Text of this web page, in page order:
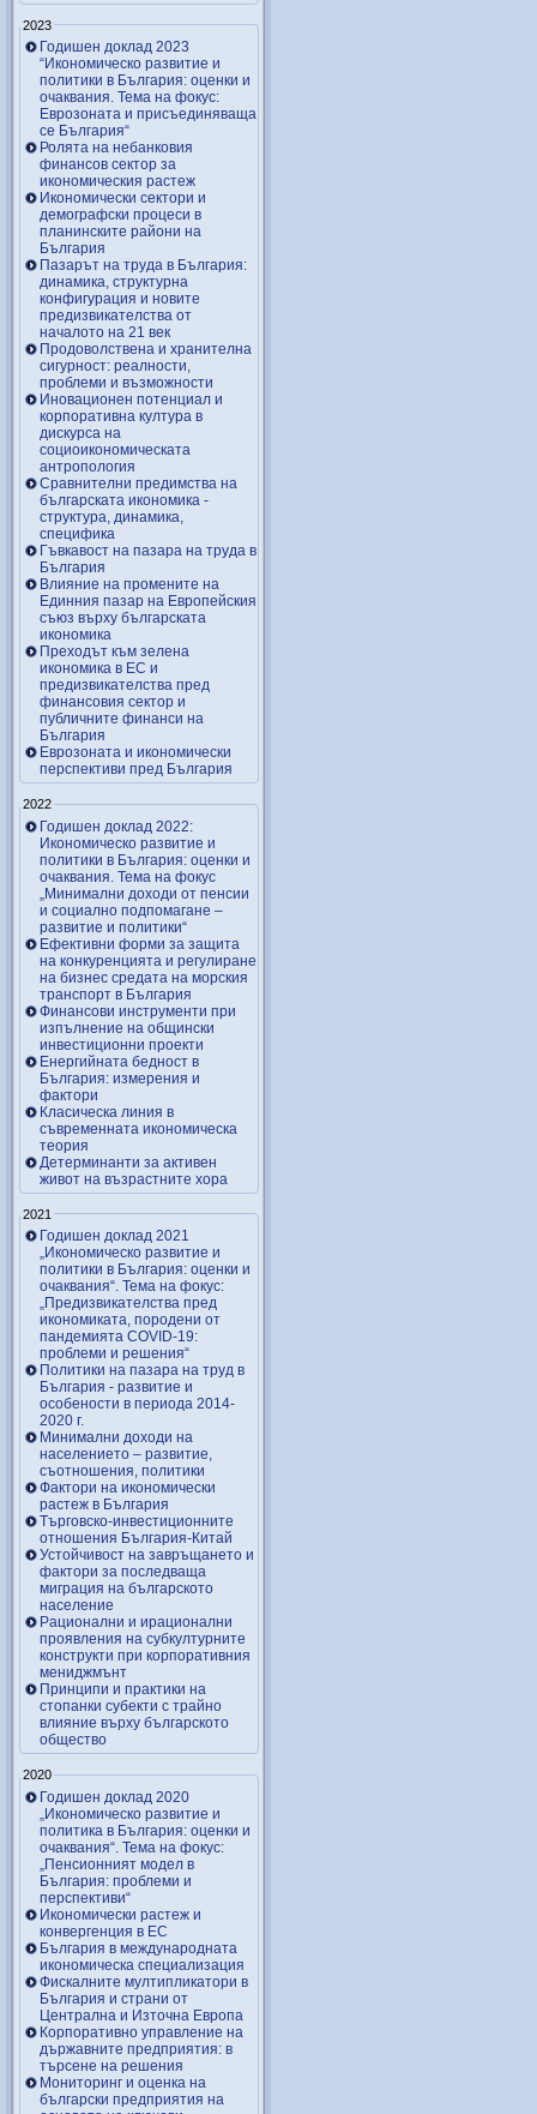
2023
Годишен доклад 2023
“Икономическо развитие и
политики в България: оценки и
очаквания. Тема на фокус:
Еврозоната и присъединяваща
се България“
Ролята на небанковия
финансов сектор за
икономическия растеж
Икономически сектори и
демографски процеси в
планинските райони на
България
Пазарът на труда в България:
динамика, структурна
конфигурация и новите
предизвикателства от
началото на 21 век
Продоволствена и хранителна
сигурност: реалности,
проблеми и възможности
Иновационен потенциал и
корпоративна култура в
дискурса на
социоикономическата
антропология
Сравнителни предимства на
българската икономика -
структура, динамика,
специфика
Гъвкавост на пазара на труда в
България
Влияние на промените на
Единния пазар на Европейския
съюз върху българската
икономика
Преходът към зелена
икономика в ЕС и
предизвикателства пред
финансовия сектор и
публичните финанси на
България
Еврозоната и икономически
перспективи пред България
2022
Годишен доклад 2022:
Икономическо развитие и
политики в България: оценки и
очаквания. Тема на фокус
„Минимални доходи от пенсии
и социално подпомагане –
развитие и политики“
Ефективни форми за защита
на конкуренцията и регулиране
на бизнес средата на морския
транспорт в България
Финансови инструменти при
изпълнение на общински
инвестиционни проекти
Енергийната бедност в
България: измерения и
фактори
Класическа линия в
съвременната икономическа
теория
Детерминанти за активен
живот на възрастните хора
2021
Годишен доклад 2021
„Икономическо развитие и
политики в България: оценки и
очаквания“. Тема на фокус:
„Предизвикателства пред
икономиката, породени от
пандемията COVID-19:
проблеми и решения“
Политики на пазара на труд в
България - развитие и
особености в периода 2014-
2020 г.
Минимални доходи на
населението – развитие,
съотношения, политики
Фактори на икономически
растеж в България
Търговско-инвестиционните
отношения България-Китай
Устойчивост на завръщането и
фактори за последваща
миграция на българското
население
Рационални и ирационални
проявления на субкултурните
конструкти при корпоративния
мениджмънт
Принципи и практики на
стопанки субекти с трайно
влияние върху българското
общество
2020
Годишен доклад 2020
„Икономическо развитие и
политика в България: оценки и
очаквания“. Тема на фокус:
„Пенсионният модел в
България: проблеми и
перспективи“
Икономически растеж и
конвергенция в ЕС
България в международната
икономическа специализация
Фискалните мултипликатори в
България и страни от
Централна и Източна Европа
Корпоративно управление на
държавните предприятия: в
търсене на решения
Мониторинг и оценка на
български предприятия на